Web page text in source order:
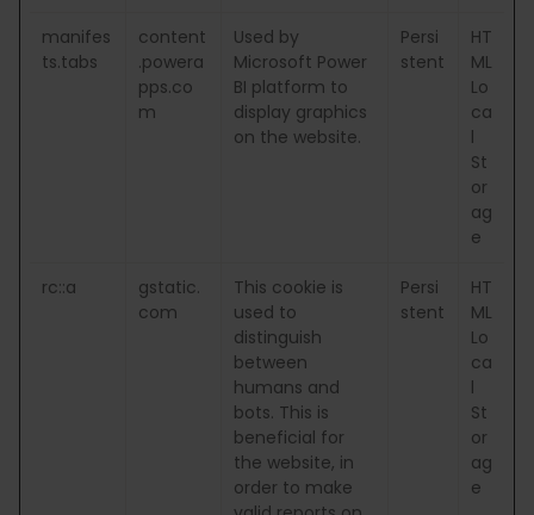
manifes
ts.tabs
content
.powera
pps.co
m
Used by
Microsoft Power
BI platform to
display graphics
on the website.
Persi
stent
HT
ML
Lo
ca
l
St
or
ag
e
rc::a
gstatic.
com
This cookie is
used to
distinguish
between
humans and
bots. This is
beneficial for
the website, in
order to make
Persi
stent
HT
ML
Lo
ca
l
St
or
ag
e